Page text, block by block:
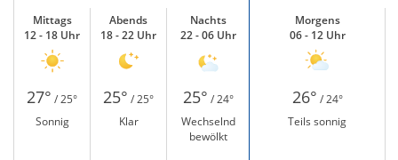
Mittags
12 - 18 Uhr
Abends
18 - 22 Uhr
Nachts
22 - 06 Uhr
Morgens
06 - 12 Uhr
27° / 25° 25° / 25° 25° / 24° 26° / 24°
Sonnig
Klar
Wechselnd
bewölkt
Teils sonnig